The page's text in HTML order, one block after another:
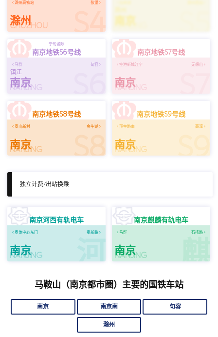
S4
张堡
滁州高铁站
CHUZHOU
滁州 S5
NANJING
S6
宁句城际
南京地铁S6号线
句容
马群
镇江
NANJING
南京 S7
南京地铁S7号线
无想山
空港新城江宁
NANJING
南京
S8
南京地铁S8号线
金牛湖
泰山新村
NANJING
南京 S9
南京地铁S9号线
高淳
翔宇路南
NANJING
南京
独立计费/出站换乘
河
南京河西有轨电车
秦新路
奥体中心东门
NANJING
南京 麒
南京麒麟有轨电车
石杨路
马群
NANJING
南京
马鞍山（南京都市圈）主要的国铁车站
南京 南京南 句容
滁州